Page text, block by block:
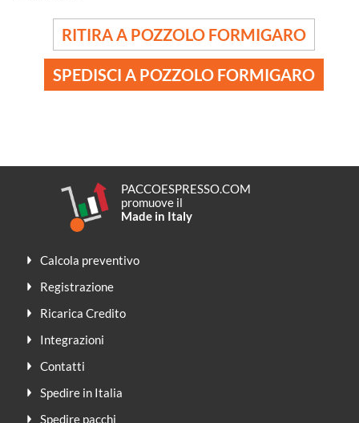
RITIRA A POZZOLO FORMIGARO
SPEDISCI A POZZOLO FORMIGARO
PACCOESPRESSO.COM
promuove il
Made in Italy
Calcola preventivo
Registrazione
Ricarica Credito
Integrazioni
Contatti
Spedire in Italia
Spedire pacchi